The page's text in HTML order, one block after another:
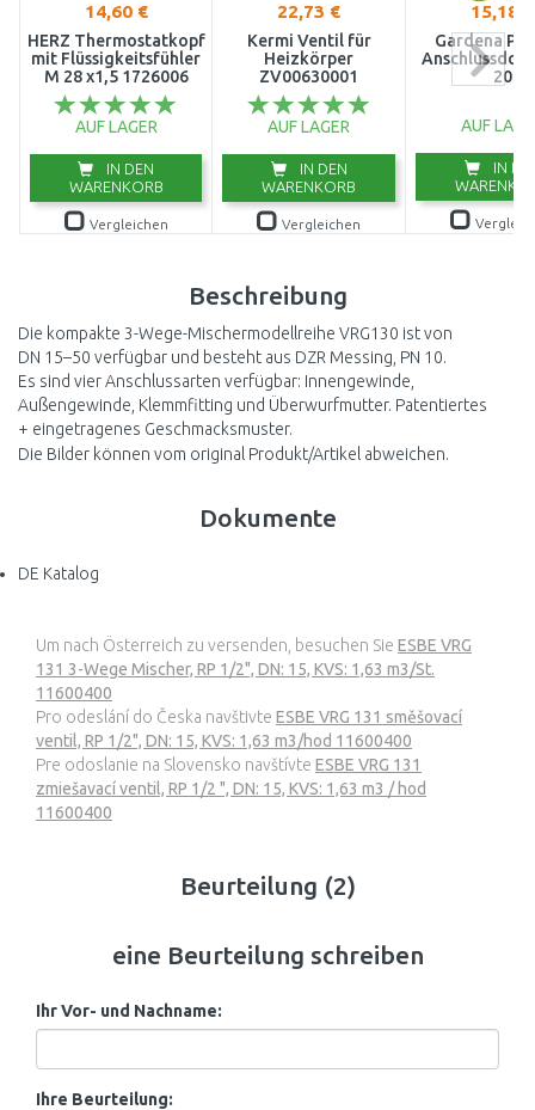
14,60 €
HERZ Thermostatkopf
mit Flüssigkeitsfühler
M 28 x1,5 1726006
AUF LAGER
IN DEN
WARENKORB
Vergleichen
22,73 €
Kermi Ventil für
Heizkörper
ZV00630001
AUF LAGER
IN DEN
WARENKORB
Vergleichen
15,18 €
Gardena
20
AUF
IN
Beschreibung
Die kompakte 3-Wege-Mischermodellreihe VRG130 ist von
DN 15–50 verfügbar und besteht aus DZR Messing, PN 10.
Es sind vier Anschlussarten verfügbar: Innengewinde,
Außengewinde, Klemmfitting und Überwurfmutter. Patentiertes
+ eingetragenes Geschmacksmuster.
Die Bilder können vom original Produkt/Artikel abweichen.
Dokumente
DE Katalog
Um nach Österreich zu versenden, besuchen Sie ESBE VRG
131 3-Wege Mischer, RP 1/2", DN: 15, KVS: 1,63 m3/St.
11600400
Pro odeslání do Česka navštivte ESBE VRG 131 směšovací
ventil, RP 1/2", DN: 15, KVS: 1,63 m3/hod 11600400
Pre odoslanie na Slovensko navštívte ESBE VRG 131
zmiešavací ventil, RP 1/2 ", DN: 15, KVS: 1,63 m3 / hod
11600400
Beurteilung (2)
eine Beurteilung schreiben
Ihr Vor- und Nachname:
Ihre Beurteilung: